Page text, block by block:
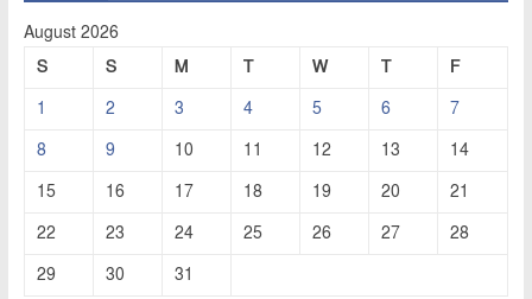
August 2026
S
S M T W T
F
1
2 3 4 5 6
7
8
9 10 11 12 13
14
15
16 17 18 19 20
21
22
23 24 25 26 27
28
29
30 31